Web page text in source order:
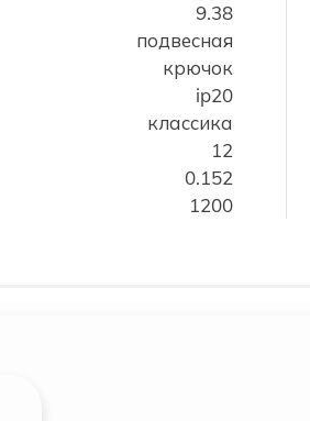
9.38
подвесная
крючок
ip20
классика
12
0.152
1200